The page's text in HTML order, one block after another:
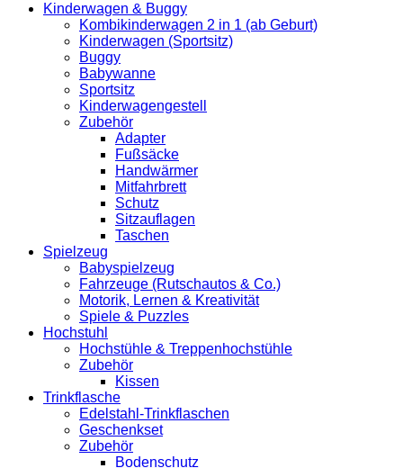
Kinderwagen & Buggy
Kombikinderwagen 2 in 1 (ab Geburt)
Kinderwagen (Sportsitz)
Buggy
Babywanne
Sportsitz
Kinderwagengestell
Zubehör
Adapter
Fußsäcke
Handwärmer
Mitfahrbrett
Schutz
Sitzauflagen
Taschen
Spielzeug
Babyspielzeug
Fahrzeuge (Rutschautos & Co.)
Motorik, Lernen & Kreativität
Spiele & Puzzles
Hochstuhl
Hochstühle & Treppenhochstühle
Zubehör
Kissen
Trinkflasche
Edelstahl-Trinkflaschen
Geschenkset
Zubehör
Bodenschutz